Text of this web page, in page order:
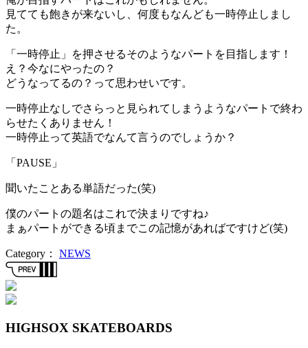
見てても飽きが来ないし、何度もなんども一時停止しまし
た。
「一時停止」を押させるそのようなパートを目指します！
え？今なにやったの？
どうなってるの？って思わせいです。
一時停止なしでさらっと見られてしまうようなパートで終わ
らせたくありません！
一時停止って英語でなんて言うのでしょうか？
「PAUSE」
聞いたことある単語だった(笑)
僕のパートの題名はこれで決まりですね♪
まぁパートができる頃までこの記憶があればですけど(笑)
Category： NEWS
投
稿
ビ
HIGHSOX SKATEBOARDS